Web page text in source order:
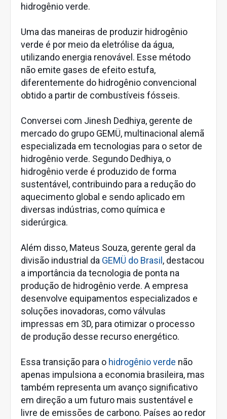
hidrogênio verde.
Uma das maneiras de produzir hidrogênio
verde é por meio da eletrólise da água,
utilizando energia renovável. Esse método
não emite gases de efeito estufa,
diferentemente do hidrogênio convencional
obtido a partir de combustíveis fósseis.
Conversei com Jinesh Dedhiya, gerente de
mercado do grupo GEMÜ, multinacional alemã
especializada em tecnologias para o setor de
hidrogênio verde. Segundo Dedhiya, o
hidrogênio verde é produzido de forma
sustentável, contribuindo para a redução do
aquecimento global e sendo aplicado em
diversas indústrias, como química e
siderúrgica.
Além disso, Mateus Souza, gerente geral da
divisão industrial da GEMÜ do Brasil , destacou
a importância da tecnologia de ponta na
produção de hidrogênio verde. A empresa
desenvolve equipamentos especializados e
soluções inovadoras, como válvulas
impressas em 3D, para otimizar o processo
de produção desse recurso energético.
Essa transição para o hidrogênio verde não
apenas impulsiona a economia brasileira, mas
também representa um avanço significativo
em direção a um futuro mais sustentável e
livre de emissões de carbono. Países ao redor